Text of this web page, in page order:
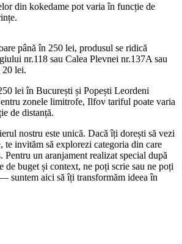
din kokedame pot varia în funcție de
până în 250 lei, produsul se ridică
nr.118 sau Calea Plevnei nr.137A sau
20 lei.
lei în București și Popești Leordeni
zonele limitrofe, Ilfov tariful poate varia
de distanță.
nostru este unică. Dacă îți dorești să vezi
te invităm să explorezi categoria din care
Pentru un aranjament realizat special după
de buget și context, ne poți scrie sau ne poți
suntem aici să îți transformăm ideea în